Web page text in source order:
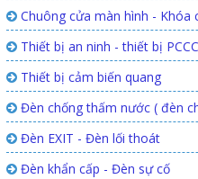
Chuông cửa màn hình - Khóa
Thiết bị an ninh - thiết bị
Thiết bị cảm biến quang
Đèn chống thấm nước ( đèn
Đèn EXIT - Đèn lối thoát
Đèn khẩn cấp - Đèn sự cố